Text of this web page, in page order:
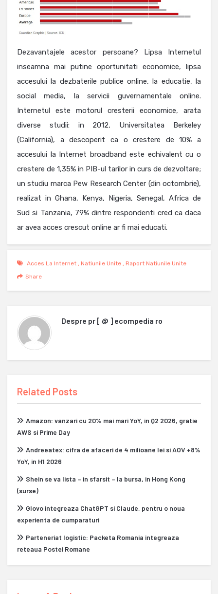
Dezavantajele acestor persoane? Lipsa Internetul
inseamna mai putine oportunitati economice, lipsa
accesului la dezbaterile publice online, la educatie, la
social media, la servicii guvernamentale online.
Internetul este motorul cresterii economice, arata
diverse studii: in 2012, Universitatea Berkeley
(California), a descoperit ca o crestere de 10% a
accesului la Internet broadband este echivalent cu o
crestere de 1,35% in PIB-ul tarilor in curs de dezvoltare;
un studiu marca Pew Research Center (din octombrie),
realizat in Ghana, Kenya, Nigeria, Senegal, Africa de
Sud si Tanzania, 79% dintre respondenti cred ca daca
ar avea acces crescut online ar fi mai educati.
Acces La Internet , Natiunile Unite , Raport Natiunile Unite
Share
Despre pr [ @ ] ecompedia ro
Related Posts
Amazon: vanzari cu 20% mai mari YoY, in Q2 2026, gratie
AWS si Prime Day
Andreeatex: cifra de afaceri de 4 milioane lei si AOV +8%
YoY, in H1 2026
Shein se va lista – in sfarsit – la bursa, in Hong Kong
(surse)
Glovo integreaza ChatGPT si Claude, pentru o noua
experienta de cumparaturi
Parteneriat logistic: Packeta Romania integreaza
reteaua Postei Romane